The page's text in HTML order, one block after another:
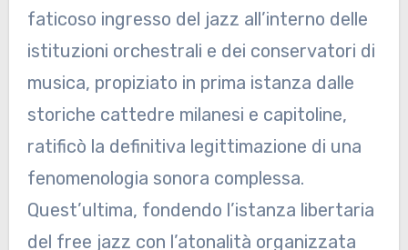
faticoso ingresso del jazz all’interno delle
istituzioni orchestrali e dei conservatori di
musica, propiziato in prima istanza dalle
storiche cattedre milanesi e capitoline,
ratificò la definitiva legittimazione di una
fenomenologia sonora complessa.
Quest’ultima, fondendo l’istanza libertaria
del free jazz con l’atonalità organizzata